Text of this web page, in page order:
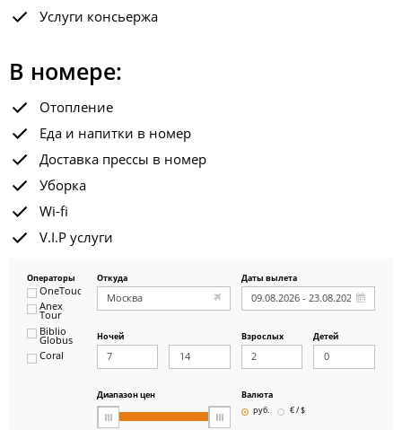
Услуги консьержа
В номере:
Отопление
Еда и напитки в номер
Доставка прессы в номер
Уборка
Wi-fi
V.I.P услуги
Операторы
OneTouch&Travel
Anex
Tour
Biblio
Globus
Coral
Откуда Даты вылета
Ночей Взрослых Детей
Диапазон цен
Валюта
руб.
€ / $